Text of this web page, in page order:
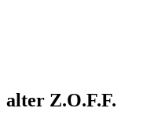
alter Z.O.F.F.